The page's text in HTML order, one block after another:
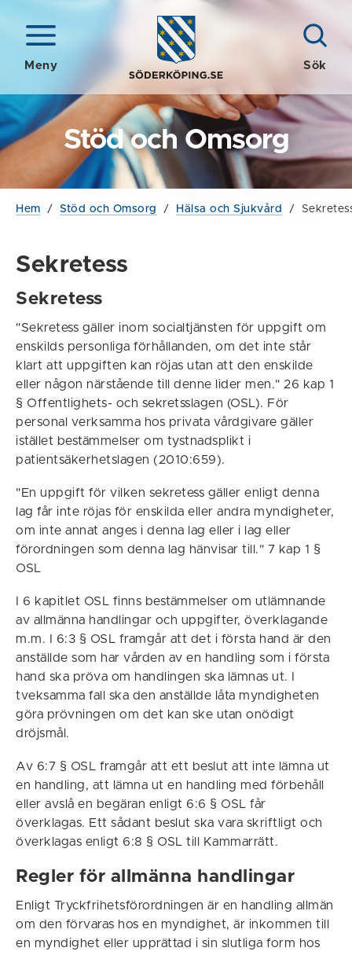
Meny Sök
Stöd och Omsorg
Hem / Stöd och Omsorg / Hälsa och Sjukvård /
Sekretess
Sekretess
"Sekretess gäller inom socialtjänsten för uppgift om
enskilds personliga förhållanden, om det inte står
klart att uppgiften kan röjas utan att den enskilde
eller någon närstående till denne lider men." 26 kap 1
§ Offentlighets- och sekretsslagen (OSL). För
personal verksamma hos privata vårdgivare gäller
istället bestämmelser om tystnadsplikt i
patientsäkerhetslagen (2010:659).
"En uppgift för vilken sekretess gäller enligt denna
lag får inte röjas för enskilda eller andra myndigheter,
om inte annat anges i denna lag eller i lag eller
förordningen som denna lag hänvisar till." 7 kap 1 §
OSL
I 6 kapitlet OSL finns bestämmelser om utlämnande
av allmänna handlingar och uppgifter, överklagande
m.m. I 6:3 § OSL framgår att det i första hand är den
anställde som har vården av en handling som i första
hand ska pröva om handlingen ska lämnas ut. I
tveksamma fall ska den anställde låta myndigheten
göra prövningen om det kan ske utan onödigt
dröjsmål.
Av 6:7 § OSL framgår att ett beslut att inte lämna ut
en handling, att lämna ut en handling med förbehåll
eller avslå en begäran enligt 6:6 § OSL får
överklagas. Ett sådant beslut ska vara skriftligt och
överklagas enligt 6:8 § OSL till Kammarrätt.
Regler för allmänna handlingar
Enligt Tryckfrihetsförordningen är en handling allmän
om den förvaras hos en myndighet, är inkommen till
en myndighet eller upprättad i sin slutliga form hos